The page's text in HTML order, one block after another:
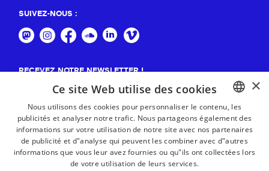
SUIVEZ-NOUS :
RECEVEZ NOTRE NEWSLETTER !
BASQUE
FRENCH
×
Ce site Web utilise des cookies
Nous utilisons des cookies pour personnaliser le contenu, les
publicités et analyser notre trafic. Nous partageons également des
informations sur votre utilisation de notre site avec nos partenaires
de publicité et d"analyse qui peuvent les combiner avec d"autres
informations que vous leur avez fournies ou qu"ils ont collectées lors
de votre utilisation de leurs services.